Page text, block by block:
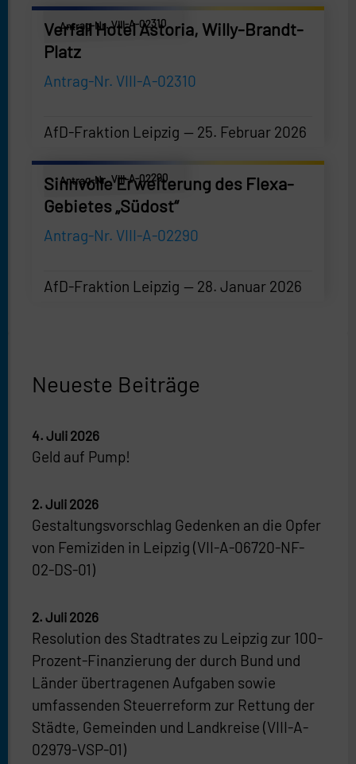
Antrag-Nr. VIII-A-02310
Verfall Hotel Astoria, Willy-Brandt-
Platz
Antrag-Nr. VIII-A-02310
AfD-Fraktion Leipzig 25. Februar 2026
AfD-Fraktion Leipzig — 25. Februar 2026
Antrag-Nr. VIII-A-02290
Sinnvolle Erweiterung des Flexa-
Gebietes „Südost“
Antrag-Nr. VIII-A-02290
AfD-Fraktion Leipzig 28. Januar 2026
AfD-Fraktion Leipzig — 28. Januar 2026
Neueste Beiträge
Geld auf Pump!
4. Juli 2026
Gestaltungsvorschlag Gedenken an die Opfer
von Femiziden in Leipzig (VII-A-06720-NF-
02-DS-01)
2. Juli 2026
Resolution des Stadtrates zu Leipzig zur 100-
Prozent-Finanzierung der durch Bund und
Länder übertragenen Aufgaben sowie
umfassenden Steuerreform zur Rettung der
Städte, Gemeinden und Landkreise (VIII-A-
02979-VSP-01)
2. Juli 2026